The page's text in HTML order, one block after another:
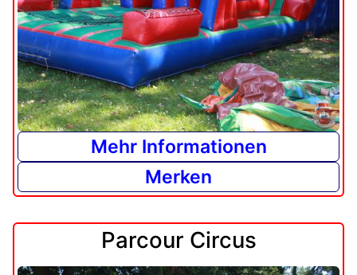
Mehr Informationen
Merken
Parcour Circus